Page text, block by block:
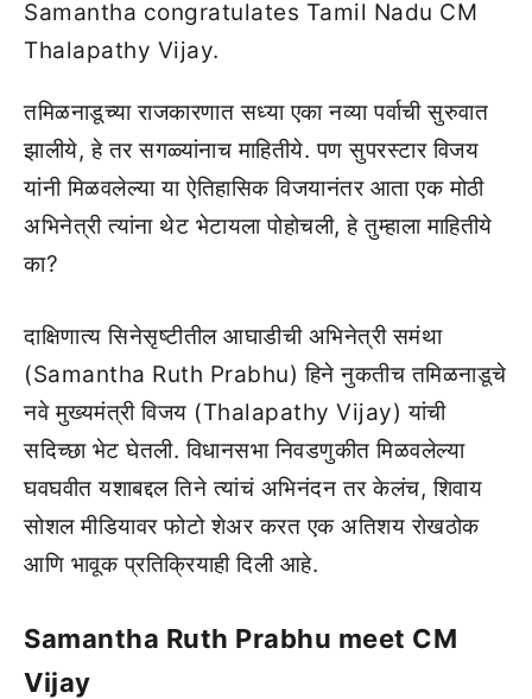
तमिळनाडूच्या राजकारणात सध्या एका नव्या पर्वाची सुरुवात
झालीये, हे तर सगळ्यांनाच माहितीये. पण सुपरस्टार विजय
यांनी मिळवलेल्या या ऐतिहासिक विजयानंतर आता एक मोठी
अभिनेत्री त्यांना थेट भेटायला पोहोचली, हे तुम्हाला माहितीये
का?
दाक्षिणात्य सिनेसृष्टीतील आघाडीची अभिनेत्री समंथा
(Samantha Ruth Prabhu) हिने नुकतीच तमिळनाडूचे
नवे मुख्यमंत्री विजय (Thalapathy Vijay) यांची
सदिच्छा भेट घेतली. विधानसभा निवडणुकीत मिळवलेल्या
घवघवीत यशाबद्दल तिने त्यांचं अभिनंदन तर केलंच, शिवाय
सोशल मीडियावर फोटो शेअर करत एक अतिशय रोखठोक
आणि भावूक प्रतिक्रियाही दिली आहे.
Samantha Ruth Prabhu meet CM
Vijay